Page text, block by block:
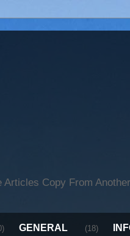
Copy From Another
GENERAL (18)